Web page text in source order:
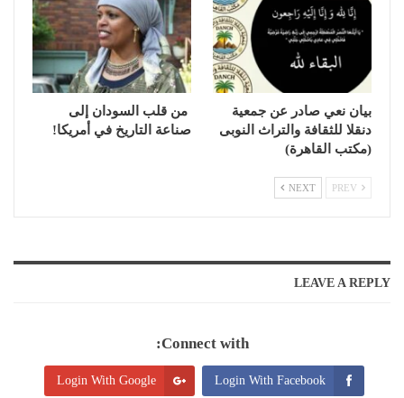
بيان نعي صادر عن جمعية
دنقلا للثقافة والتراث النوبى
(مكتب القاهرة)
من قلب السودان إلى
صناعة التاريخ في أمريكا!
NEXT
LEAVE A REPLY
Connect with:
Login With Facebook
Login With Google